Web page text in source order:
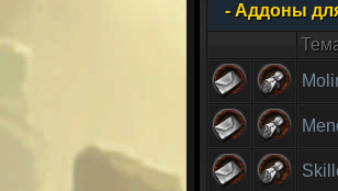
- Аддоны